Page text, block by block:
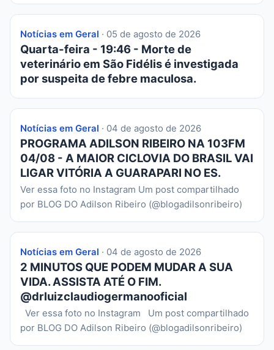
Notícias em Geral · 05 de agosto de 2026
Quarta-feira - 19:46 - Morte de
veterinário em São Fidélis é investigada
por suspeita de febre maculosa.
Notícias em Geral · 04 de agosto de 2026
PROGRAMA ADILSON RIBEIRO NA 103FM
04/08 - A MAIOR CICLOVIA DO BRASIL VAI
LIGAR VITÓRIA A GUARAPARI NO ES.
Ver essa foto no Instagram Um post compartilhado
por BLOG DO Adilson Ribeiro (@blogadilsonribeiro)
Notícias em Geral · 04 de agosto de 2026
2 MINUTOS QUE PODEM MUDAR A SUA
VIDA. ASSISTA ATÉ O FIM.
@drluizclaudiogermanooficial
Ver essa foto no Instagram Um post compartilhado
por BLOG DO Adilson Ribeiro (@blogadilsonribeiro)